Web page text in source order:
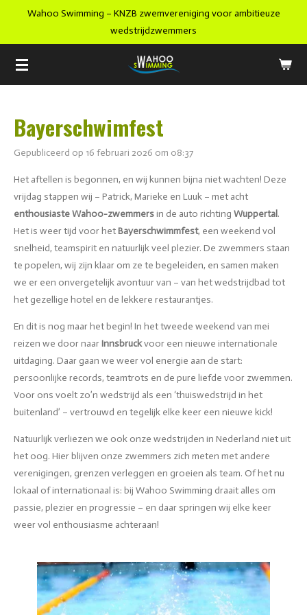
de
hoofdinhoud
Wahoo Swimming – KNZB zwemvereniging voor ambitieuze
wedstrijdzwemmers
Bayerschwimfest
Gepubliceerd op 16 februari 2026 om 08:37
Het aftellen is begonnen, en wij kunnen bijna niet wachten! Deze
vrijdag stappen wij – Patrick, Marieke en Luuk – met acht
enthousiaste Wahoo-zwemmersin de auto richting Wuppertal.
Het is weer tijd voor hetBayerschwimmfest, een weekend vol
snelheid, teamspirit en natuurlijk veel plezier. De zwemmers staan
te popelen, wij zijn klaar om ze te begeleiden, en samen maken
we er een onvergetelijk avontuur van – van het wedstrijdbad tot
het gezellige hotel en de lekkere restaurantjes.
En dit is nog maar het begin! In het tweede weekend van mei
reizen we door naarInnsbruckvoor een nieuwe internationale
uitdaging. Daar gaan we weer vol energie aan de start:
persoonlijke records, teamtrots en de pure liefde voor zwemmen.
Voor ons voelt zo’n wedstrijd als een ‘thuiswedstrijd in het
buitenland’ – vertrouwd en tegelijk elke keer een nieuwe kick!
Natuurlijk verliezen we ook onze wedstrijden in Nederland niet uit
het oog. Hier blijven onze zwemmers zich meten met andere
verenigingen, grenzen verleggen en groeien als team. Of het nu
lokaal of internationaal is: bij Wahoo Swimming draait alles om
passie, plezier en progressie – en daar springen wij elke keer
weer vol enthousiasme achteraan!